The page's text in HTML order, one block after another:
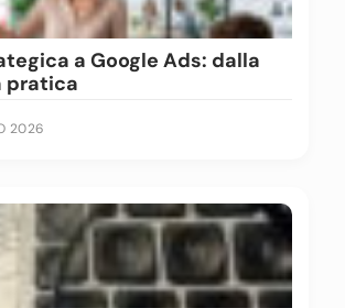
a Google Ads: dalla
pratica
2026